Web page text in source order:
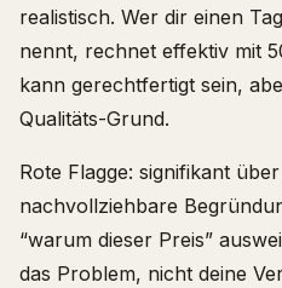
realistisch. Wer dir einen
nennt, rechnet effektiv mit
kann gerechtfertigt sein,
Qualitäts-Grund.
Rote Flagge: signifikant
nachvollziehbare
“warum dieser Preis”
das Problem, nicht deine